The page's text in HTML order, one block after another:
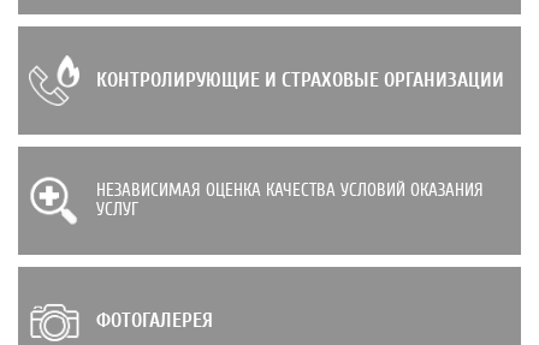
КОНТРОЛИРУЮЩИЕ И СТРАХОВЫЕ ОРГАНИЗАЦИИ
НЕЗАВИСИМАЯ ОЦЕНКА КАЧЕСТВА УСЛОВИЙ ОКАЗАНИЯ
УСЛУГ
ФОТОГАЛЕРЕЯ